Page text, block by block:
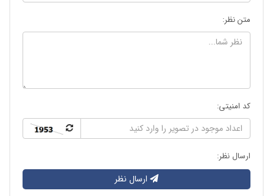
متن نظر:
کد امنیتی:
ارسال نظر:
ارسال نظر